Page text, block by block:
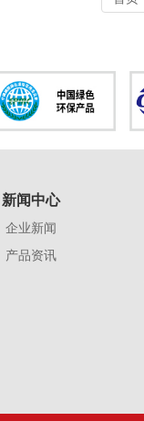
新闻中心
企业新闻
产品资讯